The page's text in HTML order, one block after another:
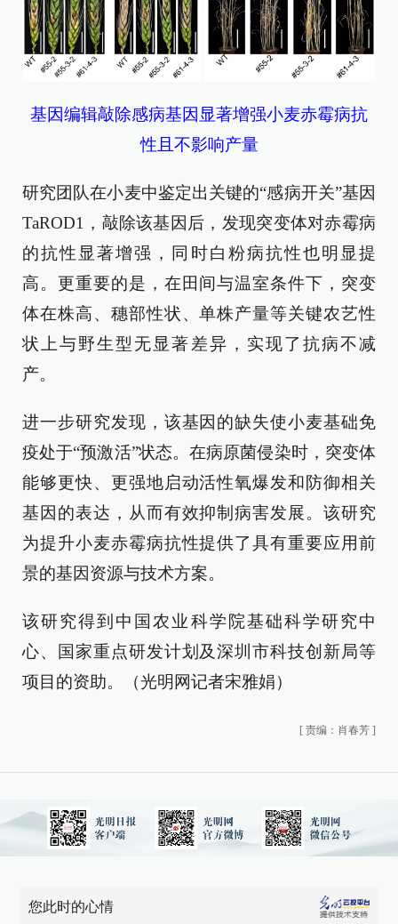
基因编辑敲除感病基因显著增强小麦赤霉病抗
性且不影响产量
研究团队在小麦中鉴定出关键的“感病开关”基因
TaROD1，敲除该基因后，发现突变体对赤霉病
的抗性显著增强，同时白粉病抗性也明显提
高。更重要的是，在田间与温室条件下，突变
体在株高、穗部性状、单株产量等关键农艺性
状上与野生型无显著差异，实现了抗病不减
产。
进一步研究发现，该基因的缺失使小麦基础免
疫处于“预激活”状态。在病原菌侵染时，突变体
能够更快、更强地启动活性氧爆发和防御相关
基因的表达，从而有效抑制病害发展。该研究
为提升小麦赤霉病抗性提供了具有重要应用前
景的基因资源与技术方案。
该研究得到中国农业科学院基础科学研究中
心、国家重点研发计划及深圳市科技创新局等
项目的资助。（光明网记者宋雅娟）
[ 责编：肖春芳 ]
您此时的心情